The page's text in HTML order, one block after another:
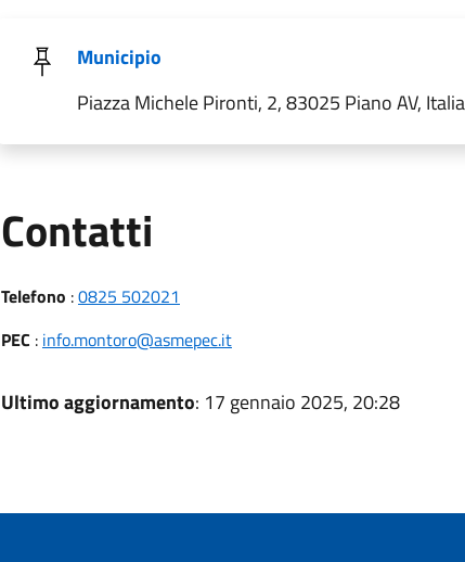
Municipio
Piazza Michele Pironti, 2, 83025 Piano AV, Italia
Contatti
Telefono :0825 502021
PEC : info.montoro@asmepec.it
Ultimo aggiornamento: 17 gennaio 2025, 20:28